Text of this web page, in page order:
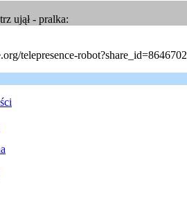
ujął - pralka:
telepresence-robot?share_id=8646702